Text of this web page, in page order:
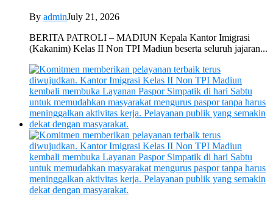
By adminJuly 21, 2026
BERITA PATROLI – MADIUN Kepala Kantor Imigrasi
(Kakanim) Kelas II Non TPI Madiun beserta seluruh jajaran...